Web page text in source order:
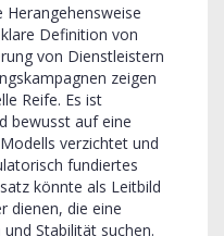
Definition von
von Dienstleistern
zeigen
Reife. Es ist
bewusst auf eine
verzichtet und
fundiertes
könnte als Leitbild
dienen, die eine
Stabilität suchen.